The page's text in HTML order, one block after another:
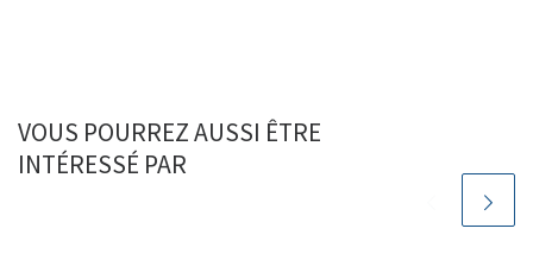
VOUS POURREZ AUSSI ÊTRE
INTÉRESSÉ PAR